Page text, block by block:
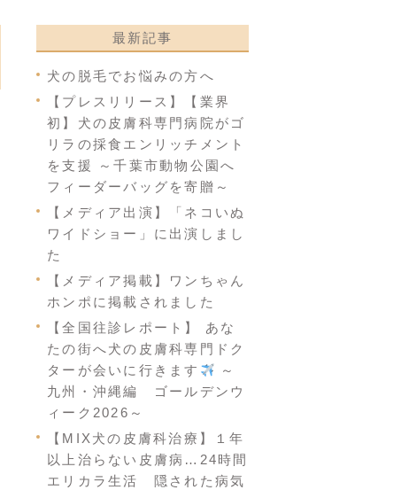
最新記事
犬の脱毛でお悩みの方へ
【プレスリリース】【業界
初】犬の皮膚科専門病院がゴ
リラの採食エンリッチメント
を支援 ～千葉市動物公園へ
フィーダーバッグを寄贈～
【メディア出演】「ネコいぬ
ワイドショー」に出演しまし
た
【メディア掲載】ワンちゃん
ホンポに掲載されました
【全国往診レポート】 あな
たの街へ犬の皮膚科専門ドク
ターが会いに行きます
～
九州・沖縄編 ゴールデンウ
ィーク2026～
【MIX犬の皮膚科治療】１年
以上治らない皮膚病…24時間
エリカラ生活 隠された病気